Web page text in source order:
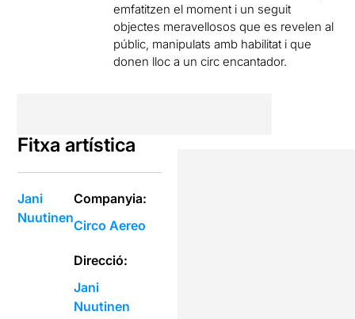
emfatitzen el moment i un seguit
objectes meravellosos que es revelen al
públic, manipulats amb habilitat i que
donen lloc a un circ encantador.
Fitxa artística
Jani
Nuutinen
Companyia:
Circo Aereo
Direcció:
Jani
Nuutinen